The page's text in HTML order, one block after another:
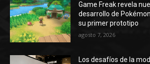
Game Freak revela
desarrollo de
su primer prototipo
agosto 7, 2026
Los desafíos de la